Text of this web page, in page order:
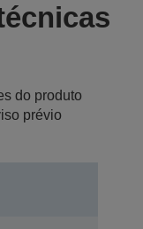
do produto
prévio